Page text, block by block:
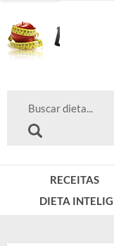
RECEITAS
DIETA